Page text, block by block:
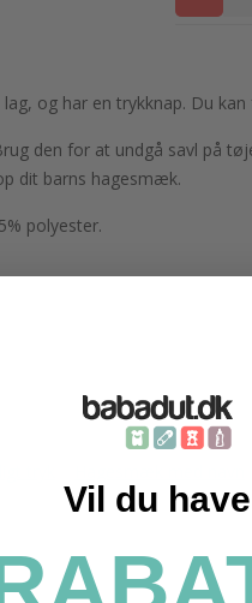
og har en trykknap. Du
den for at undgå savl på
dit barns hagesmæk.
polyester.
Vil du have